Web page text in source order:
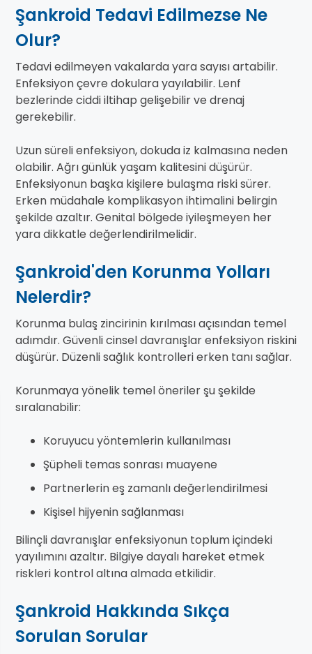
Şankroid Tedavi Edilmezse Ne
Olur?
Tedavi edilmeyen vakalarda yara sayısı artabilir.
Enfeksiyon çevre dokulara yayılabilir. Lenf
bezlerinde ciddi iltihap gelişebilir ve drenaj
gerekebilir.
Uzun süreli enfeksiyon, dokuda iz kalmasına neden
olabilir. Ağrı günlük yaşam kalitesini düşürür.
Enfeksiyonun başka kişilere bulaşma riski sürer.
Erken müdahale komplikasyon ihtimalini belirgin
şekilde azaltır. Genital bölgede iyileşmeyen her
yara dikkatle değerlendirilmelidir.
Şankroid'den Korunma Yolları
Nelerdir?
Korunma bulaş zincirinin kırılması açısından temel
adımdır. Güvenli cinsel davranışlar enfeksiyon riskini
düşürür. Düzenli sağlık kontrolleri erken tanı sağlar.
Korunmaya yönelik temel öneriler şu şekilde
sıralanabilir:
Koruyucu yöntemlerin kullanılması
Şüpheli temas sonrası muayene
Partnerlerin eş zamanlı değerlendirilmesi
Kişisel hijyenin sağlanması
Bilinçli davranışlar enfeksiyonun toplum içindeki
yayılımını azaltır. Bilgiye dayalı hareket etmek
riskleri kontrol altına almada etkilidir.
Şankroid Hakkında Sıkça
Sorulan Sorular